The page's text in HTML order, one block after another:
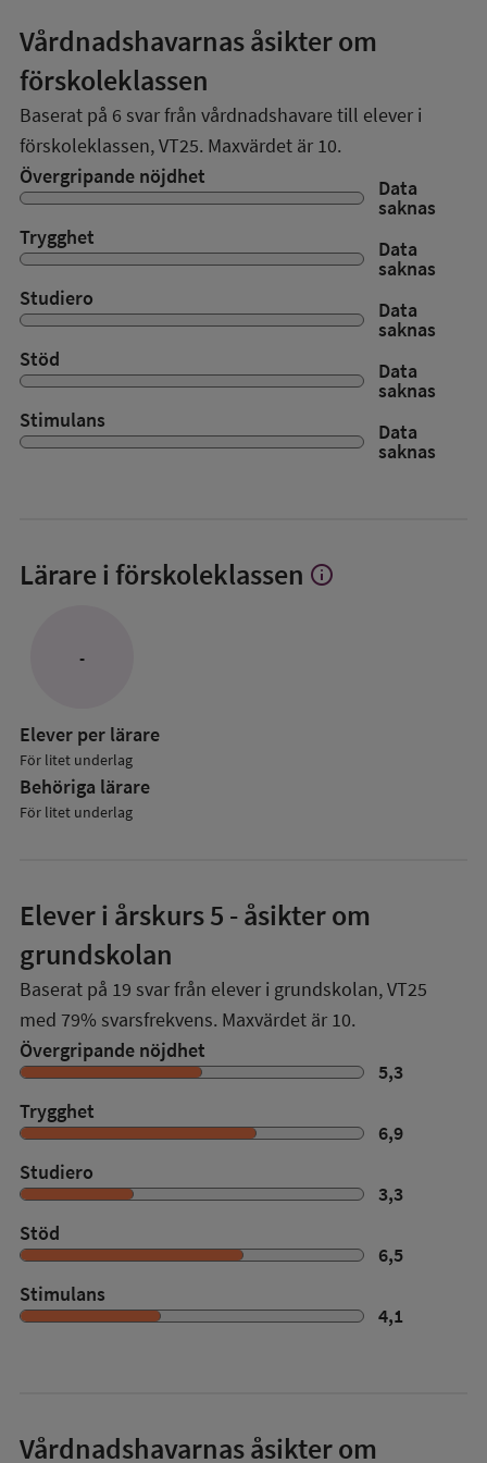
Vårdnadshavarnas åsikter om
förskoleklassen
Baserat på 6 svar från vårdnadshavare till elever i
förskoleklassen,VT25. Maxvärdet är 10.
Övergripande nöjdhet
Data
saknas
Trygghet
Data
saknas
Studiero
Data
saknas
Stöd
Data
saknas
Stimulans
Data
saknas
Lärare i förskoleklassen Visa
info
-
Elever per lärare
För litet underlag
Behöriga lärare
För litet underlag
Elever i årskurs 5 - åsikter om
grundskolan
Baserat på 19 svar från elever i grundskolan,VT25
med 79% svarsfrekvens. Maxvärdet är 10.
Övergripande nöjdhet
5,3
Trygghet
6,9
Studiero
3,3
Stöd
6,5
Stimulans
4,1
Vårdnadshavarnas åsikter om